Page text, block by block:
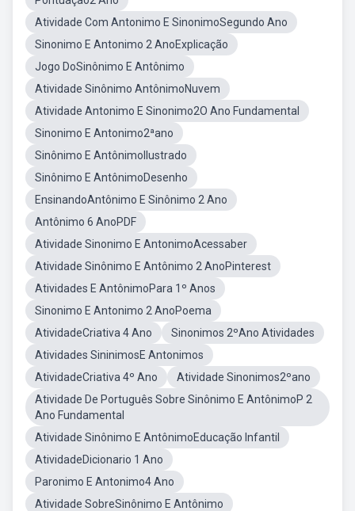
Atividade Com Antonimo E SinonimoSegundo Ano
Sinonimo E Antonimo 2 AnoExplicação
Jogo DoSinônimo E Antônimo
Atividade Sinônimo AntônimoNuvem
Atividade Antonimo E Sinonimo2O Ano Fundamental
Sinonimo E Antonimo2ªano
Sinônimo E AntônimoIlustrado
Sinônimo E AntônimoDesenho
EnsinandoAntônimo E Sinônimo 2 Ano
Antônimo 6 AnoPDF
Atividade Sinonimo E AntonimoAcessaber
Atividade Sinônimo E Antônimo 2 AnoPinterest
Atividades E AntônimoPara 1º Anos
Sinonimo E Antonimo 2 AnoPoema
AtividadeCriativa 4 Ano
Sinonimos 2ºAno Atividades
Atividades SininimosE Antonimos
AtividadeCriativa 4º Ano
Atividade Sinonimos2ºano
Atividade De Português Sobre Sinônimo E AntônimoP 2
Ano Fundamental
Atividade Sinônimo E AntônimoEducação Infantil
AtividadeDicionario 1 Ano
Paronimo E Antonimo4 Ano
Atividade SobreSinônimo E Antônimo